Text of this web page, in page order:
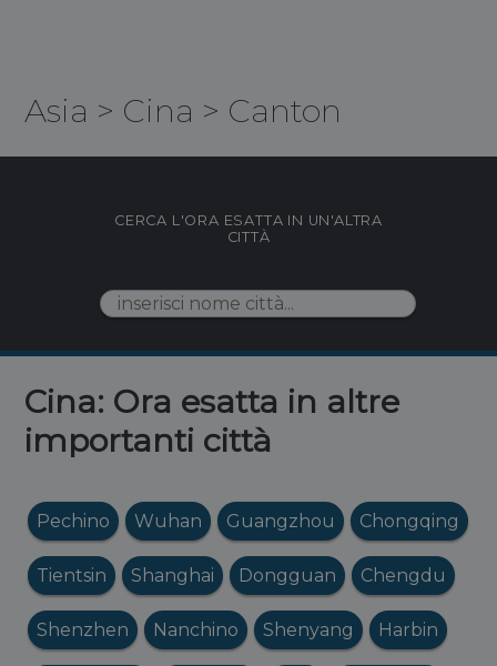
Asia > Cina > Canton
CERCA L'ORA ESATTA IN UN'ALTRA
CITTÀ
Cina: Ora esatta in altre
importanti città
Pechino Wuhan Guangzhou Chongqing
Tientsin Shanghai Dongguan Chengdu
Shenzhen Nanchino Shenyang Harbin